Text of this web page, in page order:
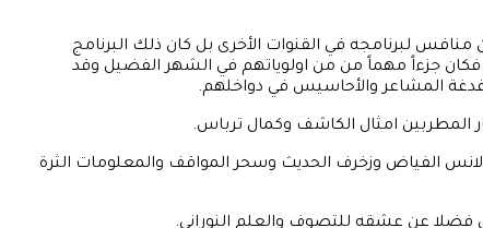
الفنية في قناة النيل الازرق فكان برنامجه يحوز على أعلى مشاهدة لمدة ١٧عاما متواصلة دون منافس لبرنامجه في القنوات الأخرى بل كان ذلك البرنامج
فكان جزءاً مهماً من من اولوياتهم في الشهر الفضيل وقد
المشاعر والأحاسيس في دواخلهم.
المطربين امثال الكاشف وكمال ترباس.
الفياض وزخرف الحديث وسحر المواقف والمعلومات الثرة
فضلا عن عشقه للتصوف والعلم النوراني.